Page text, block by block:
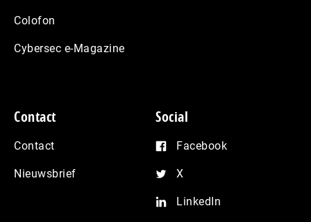
Colofon
Cybersec e-Magazine
Contact
Contact
Nieuwsbrief
Social
Facebook
X
LinkedIn